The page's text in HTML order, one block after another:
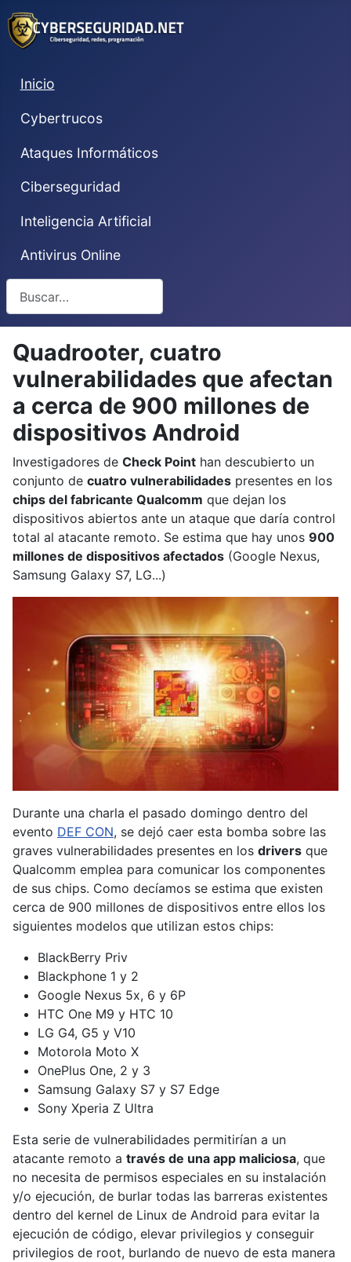
Inicio
Cybertrucos
Ataques Informáticos
Ciberseguridad
Inteligencia Artificial
Antivirus Online
Quadrooter, cuatro
vulnerabilidades que afectan
a cerca de 900 millones de
dispositivos Android
Investigadores de Check Point han descubierto un
conjunto de cuatro vulnerabilidades presentes en los
chips del fabricante Qualcomm que dejan los
dispositivos abiertos ante un ataque que daría control
total al atacante remoto. Se estima que hay unos 900
millones de dispositivos afectados (Google Nexus,
Samsung Galaxy S7, LG...)
Durante una charla el pasado domingo dentro del
evento DEF CON, se dejó caer esta bomba sobre las
graves vulnerabilidades presentes en los drivers que
Qualcomm emplea para comunicar los componentes
de sus chips. Como decíamos se estima que existen
cerca de 900 millones de dispositivos entre ellos los
siguientes modelos que utilizan estos chips:
BlackBerry Priv
Blackphone 1 y 2
Google Nexus 5x, 6 y 6P
HTC One M9 y HTC 10
LG G4, G5 y V10
Motorola Moto X
OnePlus One, 2 y 3
Samsung Galaxy S7 y S7 Edge
Sony Xperia Z Ultra
Esta serie de vulnerabilidades permitirían a un
atacante remoto a través de una app maliciosa, que
no necesita de permisos especiales en su instalación
y/o ejecución, de burlar todas las barreras existentes
dentro del kernel de Linux de Android para evitar la
ejecución de código, elevar privilegios y conseguir
privilegios de root, burlando de nuevo de esta manera